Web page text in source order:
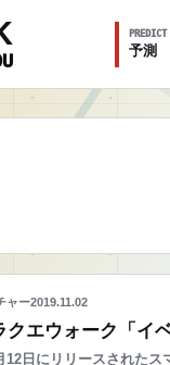
PREDICT
予測
ャー2019.11.02
クエウォーク「イ
日にリリースされたス